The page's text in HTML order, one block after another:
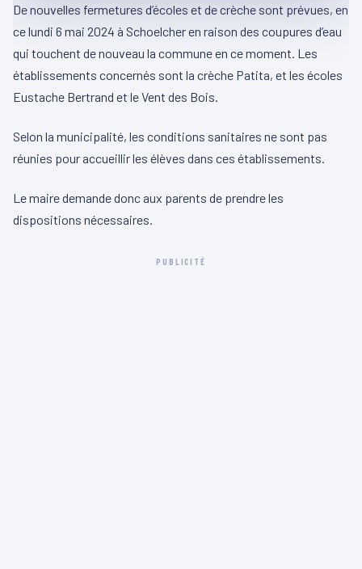
De nouvelles fermetures d’écoles et de crèche sont prévues, en
ce lundi 6 mai 2024 à Schoelcher en raison des coupures d’eau
qui touchent de nouveau la commune en ce moment. Les
établissements concernés sont la crèche Patita, et les écoles
Eustache Bertrand et le Vent des Bois.
Selon la municipalité, les conditions sanitaires ne sont pas
réunies pour accueillir les élèves dans ces établissements.
Le maire demande donc aux parents de prendre les
dispositions nécessaires.
PUBLICITÉ